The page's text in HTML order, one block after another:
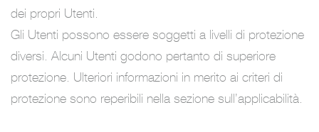
dei propri Utenti.
Gli Utenti possono essere soggetti a livelli di protezione
diversi. Alcuni Utenti godono pertanto di superiore
protezione. Ulteriori informazioni in merito ai criteri di
protezione sono reperibili nella sezione sull’applicabilità.